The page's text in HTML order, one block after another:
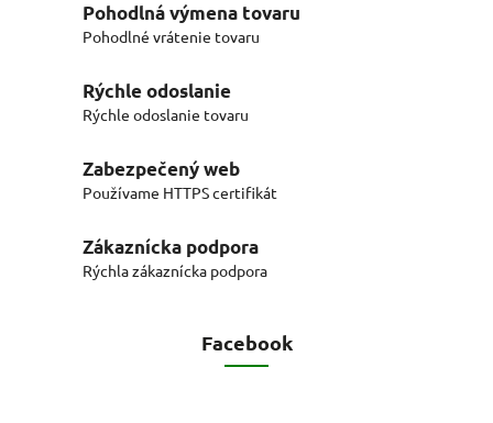
Pohodlná výmena tovaru
Pohodlné vrátenie tovaru
Rýchle odoslanie
Rýchle odoslanie tovaru
Zabezpečený web
Používame HTTPS certifikát
Zákaznícka podpora
Rýchla zákaznícka podpora
Facebook